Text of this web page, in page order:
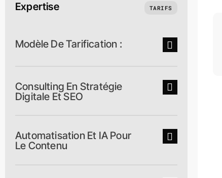
Expertise TARIFS
Modèle De Tarification :
Consulting En Stratégie
Digitale Et SEO
Automatisation Et IA Pour
Le Contenu